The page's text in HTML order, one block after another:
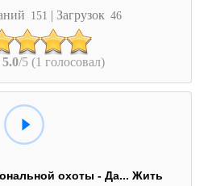
151 | Загрузок 46
5.0/5 (1 голосовал)
охоты - Да... Жить